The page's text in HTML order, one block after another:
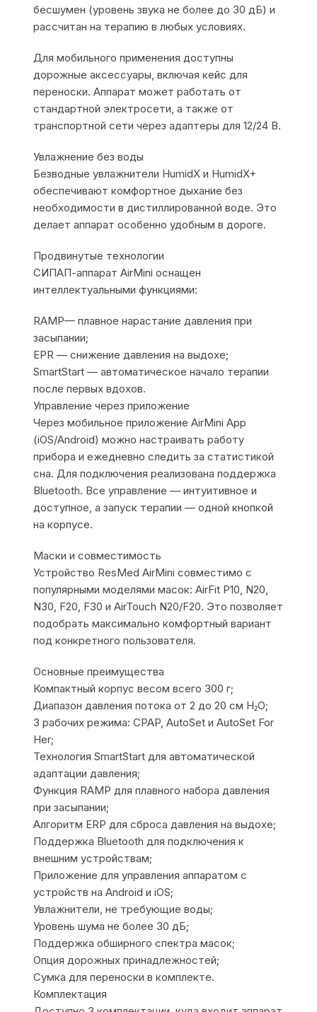
бесшумен (уровень звука не более до 30 дБ) и
рассчитан на терапию в любых условиях.
Для мобильного применения доступны
дорожные аксессуары, включая кейс для
переноски. Аппарат может работать от
стандартной электросети, а также от
транспортной сети через адаптеры для 12/24 В.
Увлажнение без воды
Безводные увлажнители HumidX и HumidX+
обеспечивают комфортное дыхание без
необходимости в дистиллированной воде. Это
делает аппарат особенно удобным в дороге.
Продвинутые технологии
СИПАП-аппарат AirMini оснащен
интеллектуальными функциями:
RAMP— плавное нарастание давления при
засыпании;
EPR — снижение давления на выдохе;
SmartStart — автоматическое начало терапии
после первых вдохов.
Управление через приложение
Через мобильное приложение AirMini App
(iOS/Android) можно настраивать работу
прибора и ежедневно следить за статистикой
сна. Для подключения реализована поддержка
Bluetooth. Все управление — интуитивное и
доступное, а запуск терапии — одной кнопкой
на корпусе.
Маски и совместимость
Устройство ResMed AirMini совместимо с
популярными моделями масок: AirFit P10, N20,
N30, F20, F30 и AirTouch N20/F20. Это позволяет
подобрать максимально комфортный вариант
под конкретного пользователя.
Основные преимущества
Компактный корпус весом всего 300 г;
Диапазон давления потока от 2 до 20 см H₂O;
3 рабочих режима: CPAP, AutoSet и AutoSet For
Her;
Технология SmartStart для автоматической
адаптации давления;
Функция RAMP для плавного набора давления
при засыпании;
Алгоритм ERP для сброса давления на выдохе;
Поддержка Bluetooth для подключения к
внешним устройствам;
Приложение для управления аппаратом с
устройств на Android и iOS;
Увлажнители, не требующие воды;
Уровень шума не более 30 дБ;
Поддержка обширного спектра масок;
Опция дорожных принадлежностей;
Сумка для переноски в комплекте.
Комплектация